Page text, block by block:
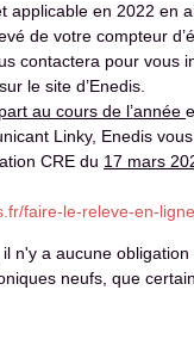
applicable en 2022 en
de votre compteur
contactera pour vous
le site d’Enedis.
au cours de l’année
Linky, Enedis
CRE du 17 mars
faire-le-releve-en-ligne
, il n'y a aucune
neufs, que